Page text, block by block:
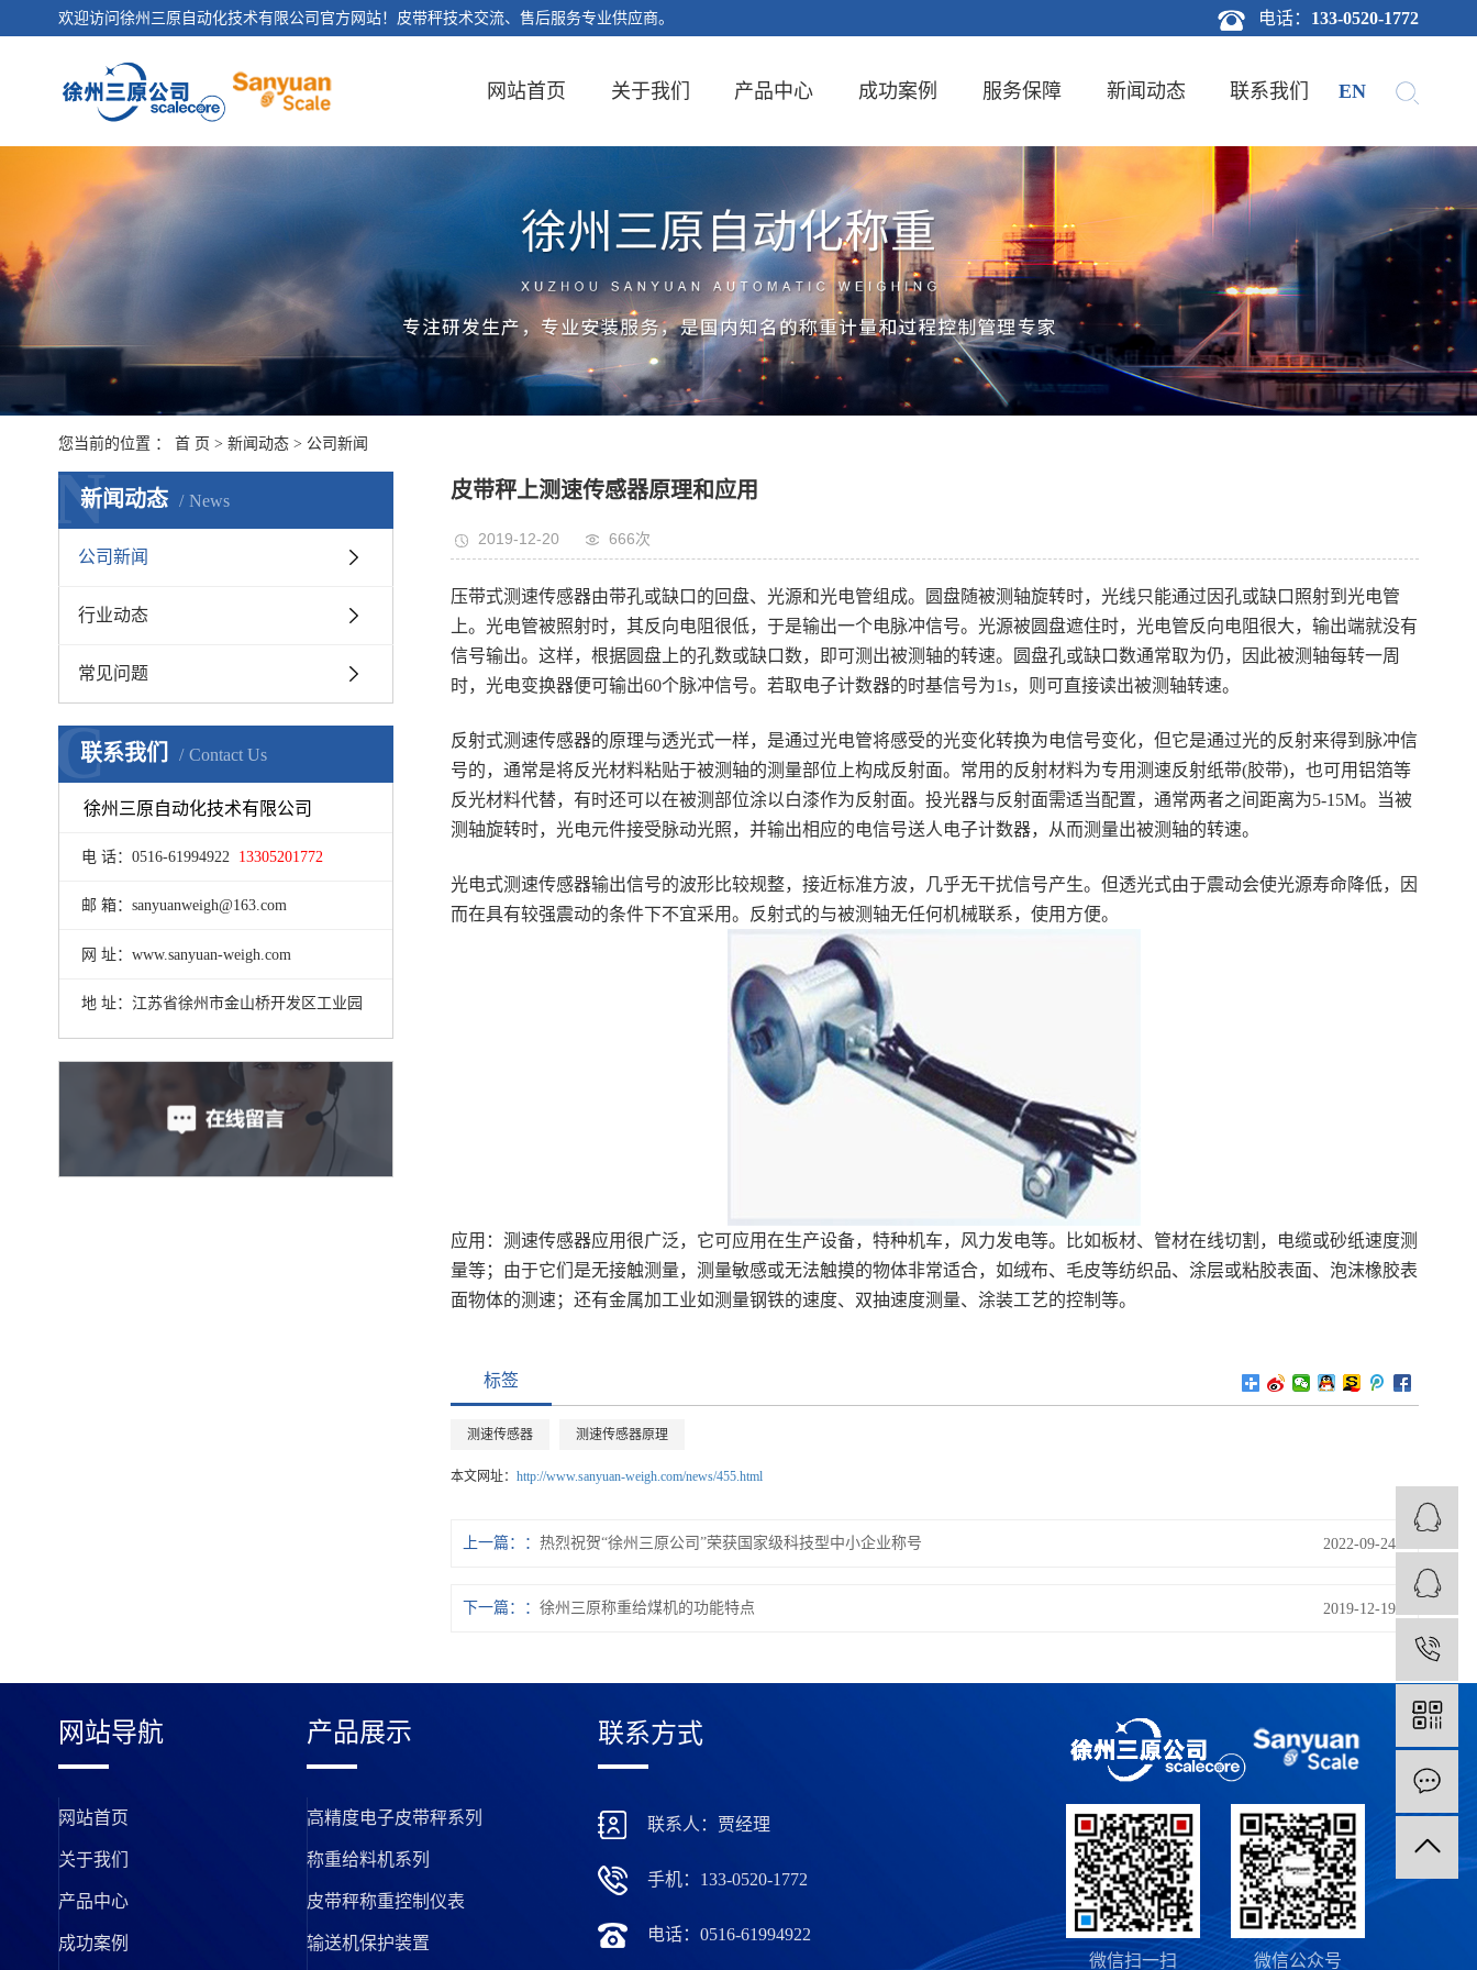
欢迎访问徐州三原自动化技术有限公司官方网站！皮带秤技术交流、售后服务专业供应商。 电话： 133-0520-1772
EN
网站首页 关于我们 产品中心 成功案例 服务保障 新闻动态 联系我们
您当前的位置 ： 首 页 > 新闻动态 > 公司新闻
新闻动态 News
N
公司新闻
行业动态
常见问题
联系我们 Contact Us
C
徐州三原自动化技术有限公司
电 话：0516-61994922 13305201772
邮 箱：sanyuanweigh@163.com
网 址：www.sanyuan-weigh.com
地 址：江苏省徐州市金山桥开发区工业园
皮带秤上测速传感器原理和应用
2019-12-20 666次
压带式测速传感器由带孔或缺口的回盘、光源和光电管组成。圆盘随被测轴旋转时，光线只能通过因孔或缺口照射到光电管
上。光电管被照射时，其反向电阻很低，于是输出一个电脉冲信号。光源被圆盘遮住时，光电管反向电阻很大，输出端就没有
信号输出。这样，根据圆盘上的孔数或缺口数，即可测出被测轴的转速。圆盘孔或缺口数通常取为仍，因此被测轴每转一周
时，光电变换器便可输出60个脉冲信号。若取电子计数器的时基信号为1s，则可直接读出被测轴转速。
反射式测速传感器的原理与透光式一样，是通过光电管将感受的光变化转换为电信号变化，但它是通过光的反射来得到脉冲信
号的，通常是将反光材料粘贴于被测轴的测量部位上构成反射面。常用的反射材料为专用测速反射纸带(胶带)，也可用铝箔等
反光材料代替，有时还可以在被测部位涂以白漆作为反射面。投光器与反射面需适当配置，通常两者之间距离为5-15M。当被
测轴旋转时，光电元件接受脉动光照，并输出相应的电信号送人电子计数器，从而测量出被测轴的转速。
光电式测速传感器输出信号的波形比较规整，接近标准方波，几乎无干扰信号产生。但透光式由于震动会使光源寿命降低，因
而在具有较强震动的条件下不宜采用。反射式的与被测轴无任何机械联系，使用方便。
应用：测速传感器应用很广泛，它可应用在生产设备，特种机车，风力发电等。比如板材、管材在线切割，电缆或砂纸速度测
量等；由于它们是无接触测量，测量敏感或无法触摸的物体非常适合，如绒布、毛皮等纺织品、涂层或粘胶表面、泡沫橡胶表
面物体的测速；还有金属加工业如测量钢铁的速度、双抽速度测量、涂装工艺的控制等。
标签
测速传感器 测速传感器原理
本文网址： http://www.sanyuan-weigh.com/news/455.html
上一篇： 热烈祝贺“徐州三原公司”荣获国家级科技型中小企业称号 2022-09-24
下一篇： 徐州三原称重给煤机的功能特点 2019-12-19
网站导航
网站首页
关于我们
产品中心
成功案例
产品展示
高精度电子皮带秤系列
称重给料机系列
皮带秤称重控制仪表
输送机保护装置
联系方式
联系人：贾经理
手机：133-0520-1772
电话：0516-61994922
微信扫一扫
微信公众号